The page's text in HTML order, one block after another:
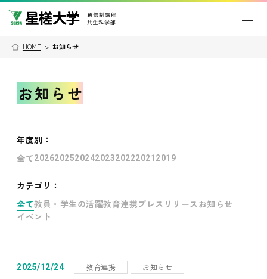
HOME > お知らせ
お知らせ
年度別 ：
全て202620252024202320222021 2019
カテゴリ：
全て教員・学生の活躍教育連携プレスリリース お知らせ
イベント
2025/12/24 教育連携 お知らせ